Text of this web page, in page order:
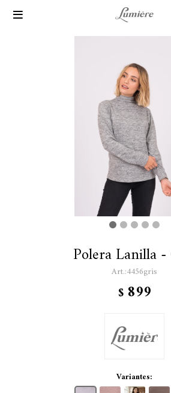

Polera Lanilla
4456gris
$ 899
Variantes: